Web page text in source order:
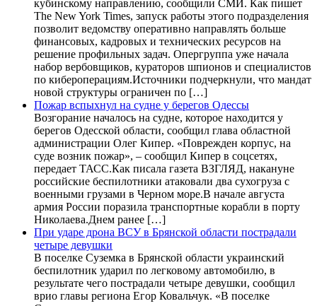
кубинскому направлению, сообщили СМИ. Как пишет
The New York Times, запуск работы этого подразделения
позволит ведомству оперативно направлять больше
финансовых, кадровых и технических ресурсов на
решение профильных задач. Опергруппа уже начала
набор вербовщиков, кураторов шпионов и специалистов
по кибероперациям.Источники подчеркнули, что мандат
новой структуры ограничен по […]
Пожар вспыхнул на судне у берегов Одессы
Возгорание началось на судне, которое находится у
берегов Одесской области, сообщил глава областной
администрации Олег Кипер. «Поврежден корпус, на
суде возник пожар», – сообщил Кипер в соцсетях,
передает ТАСС.Как писала газета ВЗГЛЯД, накануне
российские беспилотники атаковали два сухогруза с
военными грузами в Черном море.В начале августа
армия России поразила транспортные корабли в порту
Николаева.Днем ранее […]
При ударе дрона ВСУ в Брянской области пострадали
четыре девушки
В поселке Суземка в Брянской области украинский
беспилотник ударил по легковому автомобилю, в
результате чего пострадали четыре девушки, сообщил
врио главы региона Егор Ковальчук. «В поселке